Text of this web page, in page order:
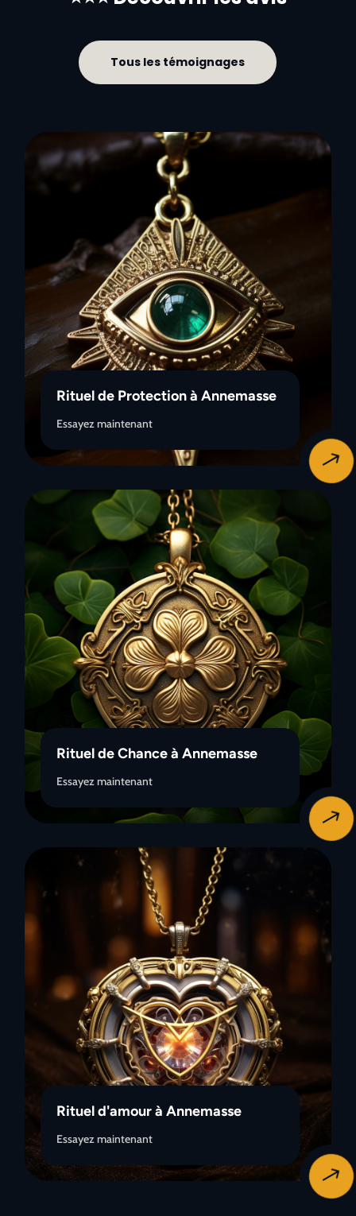
Tous les témoignages
$
Rituel de Protection à Annemasse
Essayez maintenant
$
Rituel de Chance à Annemasse
Essayez maintenant
$
Rituel d'amour à Annemasse
Essayez maintenant